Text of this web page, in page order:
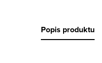
Popis produktu